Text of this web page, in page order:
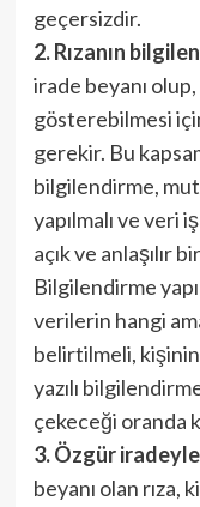
geçersizdir.
2. Rızanın
irade beyanı
gösterebilmesi
gerekir. Bu
bilgilendirme,
yapılmalı ve veri
açık ve anlaşılır
Bilgilendirme
verilerin hangi
belirtilmeli,
yazılı
çekeceği oranda
3. Özgür iradeyle
beyanı olan rıza,